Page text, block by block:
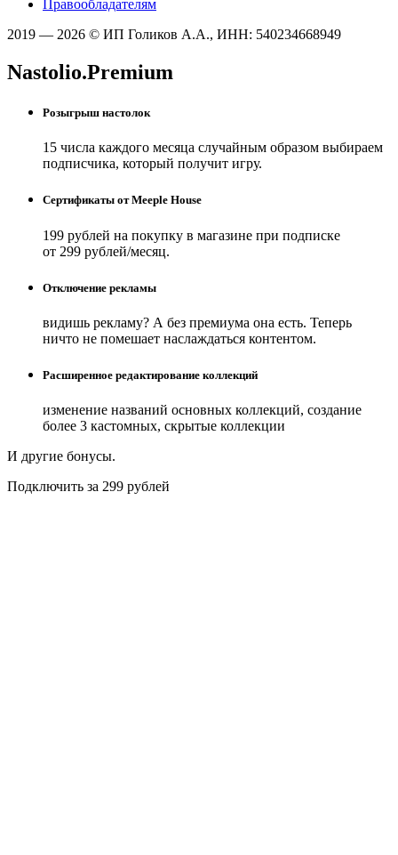
Правообладателям
2019 — 2026 © ИП Голиков А.А., ИНН: 540234668949
Nastolio.Premium
Розыгрыш настолок
15 числа каждого месяца случайным образом выбираем
подписчика, который получит игру.
Сертификаты от Meeple House
199 рублей на покупку в магазине при подписке
от 299 рублей/месяц.
Отключение рекламы
видишь рекламу? А без премиума она есть. Теперь
ничто не помешает наслаждаться контентом.
Расширенное редактирование коллекций
изменение названий основных коллекций, создание
более 3 кастомных, скрытые коллекции
И другие бонусы.
Подключить за 299 рублей